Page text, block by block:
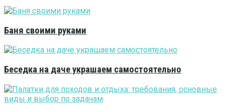
Баня своими руками
Беседка на даче украшаем самостоятельно